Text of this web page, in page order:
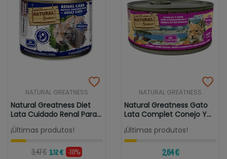
NATURAL GREATNESS
Natural Greatness Diet
Lata Cuidado Renal Para
Gatos...
¡Últimas produtos!
3,47 € 3,12 € -10%
NATURAL GREATNESS
Natural Greatness Gato
Lata Complet Conejo Y
Pato...
¡Últimas produtos!
2,64 €